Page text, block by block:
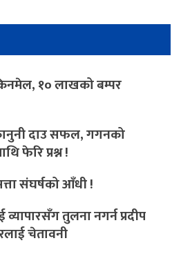
१० लाखको बम्पर
दाउ सफल, गगनको
फेरि प्रश्न !
संघर्षको आँधी !
व्यापारसँग तुलना नगर्न प्रदीप
चेतावनी